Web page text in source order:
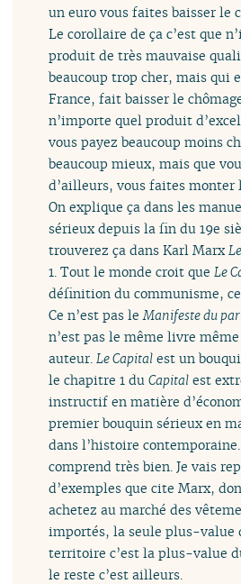
un euro vous faites baisser le
Le corollaire de ça c’est que
produit de très mauvaise
beaucoup trop cher, mais qui
France, fait baisser le
n’importe quel produit
vous payez beaucoup moins
beaucoup mieux, mais que
d’ailleurs, vous faites monter
On explique ça dans les
sérieux depuis la fin du 19e
trouverez ça dans Karl Marx
1. Tout le monde croit queLe
définition du communisme, ce
Ce n’est pas leManifeste du
n’est pas le même livre
auteur.Le Capital est un
le chapitre 1 duCapital est
instructif en matière
premier bouquin sérieux en
dans l’histoire contemporaine.
comprend très bien. Je vais
d’exemples que cite Marx,
achetez au marché des
importés, la seule plus-value
territoire c’est la plus-value
le reste c’est ailleurs.